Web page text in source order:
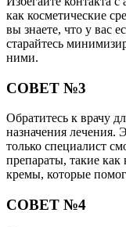
как косметические
вы знаете, что у вас
старайтесь
ними.
СОВЕТ №3
Обратитесь к врачу
назначения лечения.
только специалист
препараты, такие
кремы, которые
СОВЕТ №4